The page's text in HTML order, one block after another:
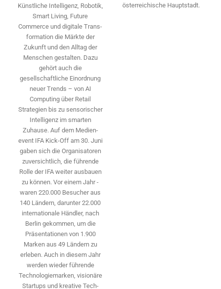
Künstliche Intelligenz, Robotik,
Smart Living, Future
Commerce und digitale Trans­
formation die Märkte der
Zukunft und den Alltag der
Menschen gestalten. Dazu
gehört auch die
gesellschaftliche Einordnung
neuer Trends – von AI
Computing über Retail
Strategien bis zu sensorischer
Intelligenz im smarten
Zuhause. Auf dem Medien­
event IFA Kick-Off am 30. Juni
gaben sich die Organisatoren
zuversichtlich, die führende
Rolle der IFA weiter ausbauen
zu können. Vor einem Jahr ­
waren 220.000 Besucher aus
140 ­Ländern, ­darunter 22.000
internationale Händler, nach
Berlin gekommen, um die
Präsen­tationen von 1.900
Marken aus 49 Ländern zu
erleben. Auch in diesem Jahr
werden wieder führende
Technologiemarken, visionäre
Startups und ­kreative Tech-
österreichische Hauptstadt.